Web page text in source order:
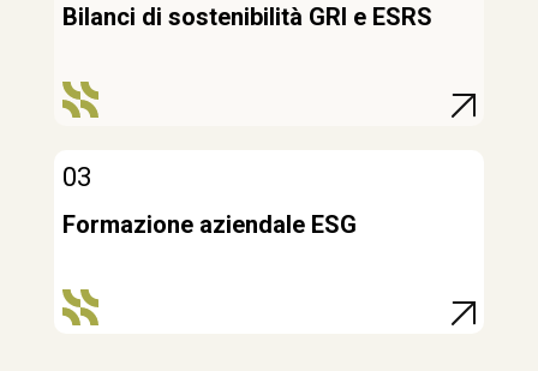
Bilanci di sostenibilità GRI e ESRS
03
Formazione aziendale ESG